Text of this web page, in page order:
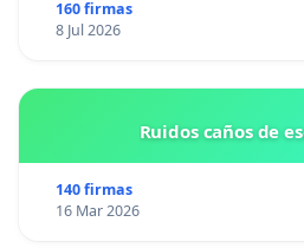
160 firmas
8 Jul 2026
Ruidos caños de
140 firmas
16 Mar 2026